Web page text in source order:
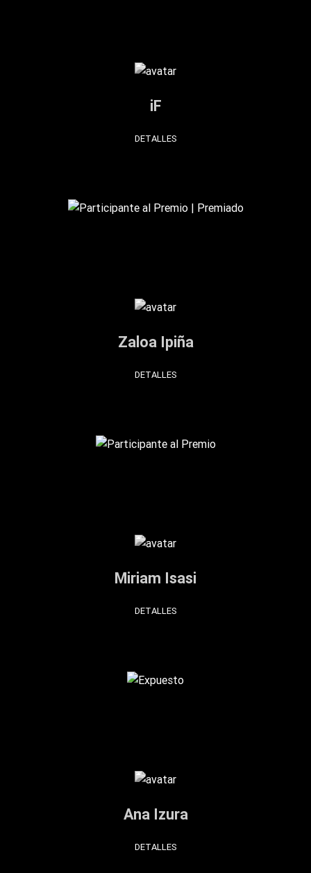
iF
DETALLES
Zaloa Ipiña
DETALLES
Miriam Isasi
DETALLES
Ana Izura
DETALLES